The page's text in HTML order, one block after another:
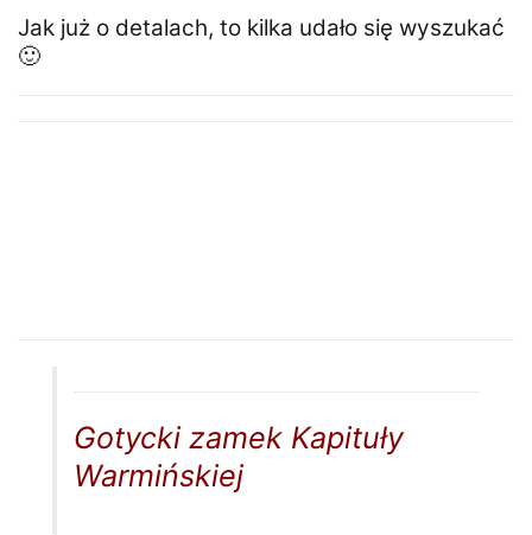
Jak już o detalach, to kilka udało się wyszukać
🙂
Gotycki zamek Kapituły
Warmińskiej